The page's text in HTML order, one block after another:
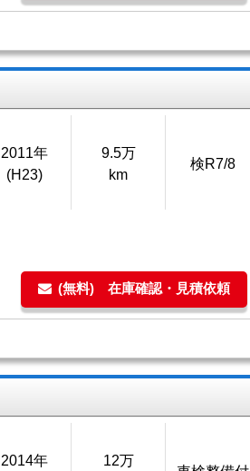
2011年
(H23)
9.5万
km
検R7/8
(無料) 在庫確認・見積依頼
2014年 12万